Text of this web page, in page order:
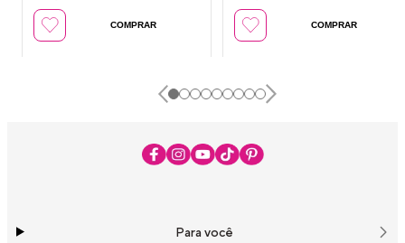
COMPRAR COMPRAR
Para você